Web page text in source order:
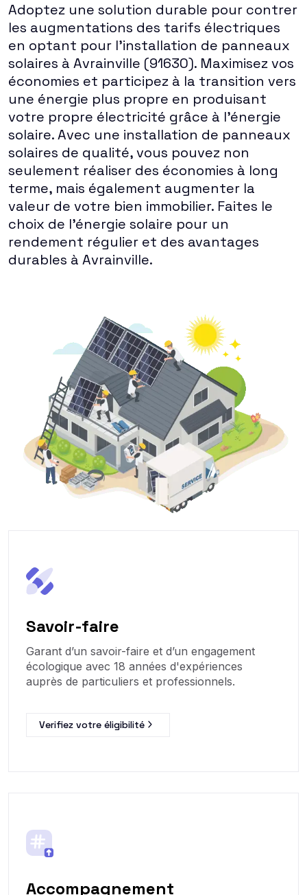
Adoptez une solution durable pour contrer
les augmentations des tarifs électriques
en optant pour l'installation de panneaux
solaires à Avrainville (91630). Maximisez vos
économies et participez à la transition vers
une énergie plus propre en produisant
votre propre électricité grâce à l'énergie
solaire. Avec une installation de panneaux
solaires de qualité, vous pouvez non
seulement réaliser des économies à long
terme, mais également augmenter la
valeur de votre bien immobilier. Faites le
choix de l'énergie solaire pour un
rendement régulier et des avantages
durables à Avrainville.
Savoir-faire
Garant d’un savoir-faire et d’un engagement
écologique avec 18 années d'expériences
auprès de particuliers et professionnels.
Verifiez votre éligibilité
Accompagnement